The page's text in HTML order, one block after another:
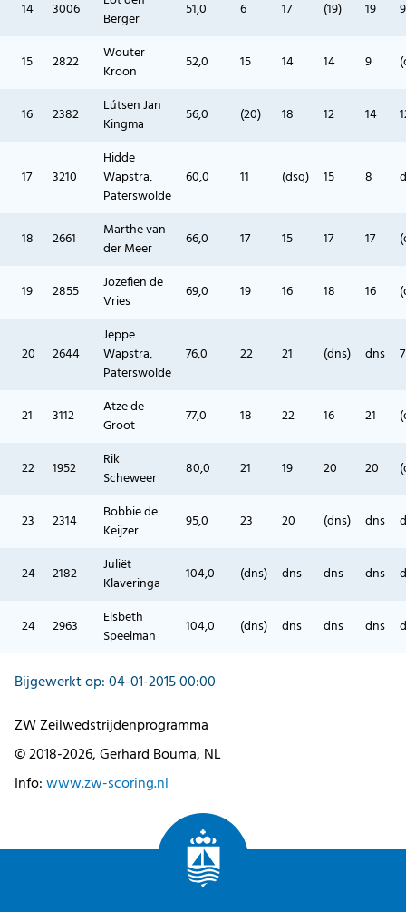
14 3006
Berger
51,0 6 17 (19) 19 9
15 2822
Wouter
Kroon
52,0 15 14 14 9
16 2382
Lútsen Jan
Kingma
56,0 (20) 18 12 14
17 3210
Hidde
Wapstra,
Paterswolde
60,0 11 (dsq) 15 8
18 2661
Marthe van
der Meer
66,0 17 15 17 17
19 2855
Jozefien de
Vries
69,0 19 16 18 16
20 2644
Jeppe
Wapstra,
Paterswolde
76,0 22 21 (dns) dns 7
21 3112
Atze de
Groot
77,0 18 22 16 21
22 1952
Rik
Scheweer
80,0 21 19 20 20
23 2314
Bobbie de
Keijzer
95,0 23 20 (dns) dns
24 2182
Juliët
Klaveringa
104,0 (dns) dns dns dns
24 2963
Elsbeth
Speelman
104,0 (dns) dns dns dns
Bijgewerkt op: 04-01-2015 00:00
ZW Zeilwedstrijdenprogramma
© 2018-2026, Gerhard Bouma, NL
Info:www.zw-scoring.nl